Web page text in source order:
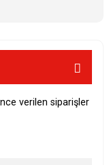
verilen siparişler